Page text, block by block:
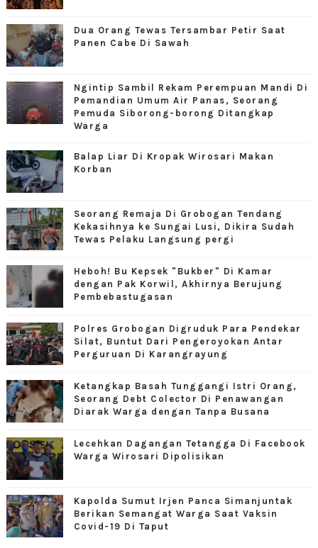
Dua Orang Tewas Tersambar Petir Saat
Panen Cabe Di Sawah
Ngintip Sambil Rekam Perempuan Mandi Di
Pemandian Umum Air Panas, Seorang
Pemuda Siborong-borong Ditangkap
Warga
Balap Liar Di Kropak Wirosari Makan
Korban
Seorang Remaja Di Grobogan Tendang
Kekasihnya ke Sungai Lusi, Dikira Sudah
Tewas Pelaku Langsung pergi
Heboh! Bu Kepsek "Bukber" Di Kamar
dengan Pak Korwil, Akhirnya Berujung
Pembebastugasan
Polres Grobogan Digruduk Para Pendekar
Silat, Buntut Dari Pengeroyokan Antar
Perguruan Di Karangrayung
Ketangkap Basah Tunggangi Istri Orang,
Seorang Debt Colector Di Penawangan
Diarak Warga dengan Tanpa Busana
Lecehkan Dagangan Tetangga Di Facebook
Warga Wirosari Dipolisikan
Kapolda Sumut Irjen Panca Simanjuntak
Berikan Semangat Warga Saat Vaksin
Covid-19 Di Taput